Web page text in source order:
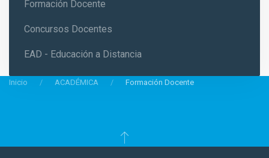
Formación Docente
Concursos Docentes
EAD - Educación a Distancia
Inicio ACADÉMICA Formación Docente